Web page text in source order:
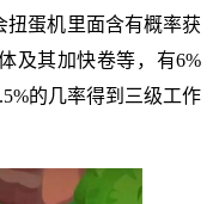
扭蛋机里面含有概率获
及其加快卷等，有6%
的几率得到三级工作